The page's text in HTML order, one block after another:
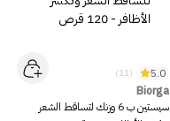
5.0
(11)
Biorga
سيستين ب 6 وزنك لتساقط الشعر